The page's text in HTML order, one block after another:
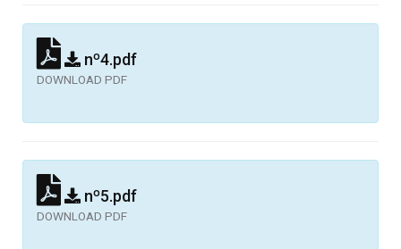
nº4.pdf
DOWNLOAD PDF
nº5.pdf
DOWNLOAD PDF